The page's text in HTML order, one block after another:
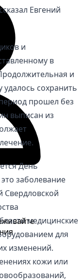
Евгений
и
в
и
удалось сохранить
прошел без
выписан из
День
заболевание
Свердловской
медицинские
для
изменений.
кожи или